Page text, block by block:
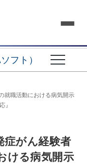
フト）
就職活動における病気開示
』
症がん経験者
ける病気開示